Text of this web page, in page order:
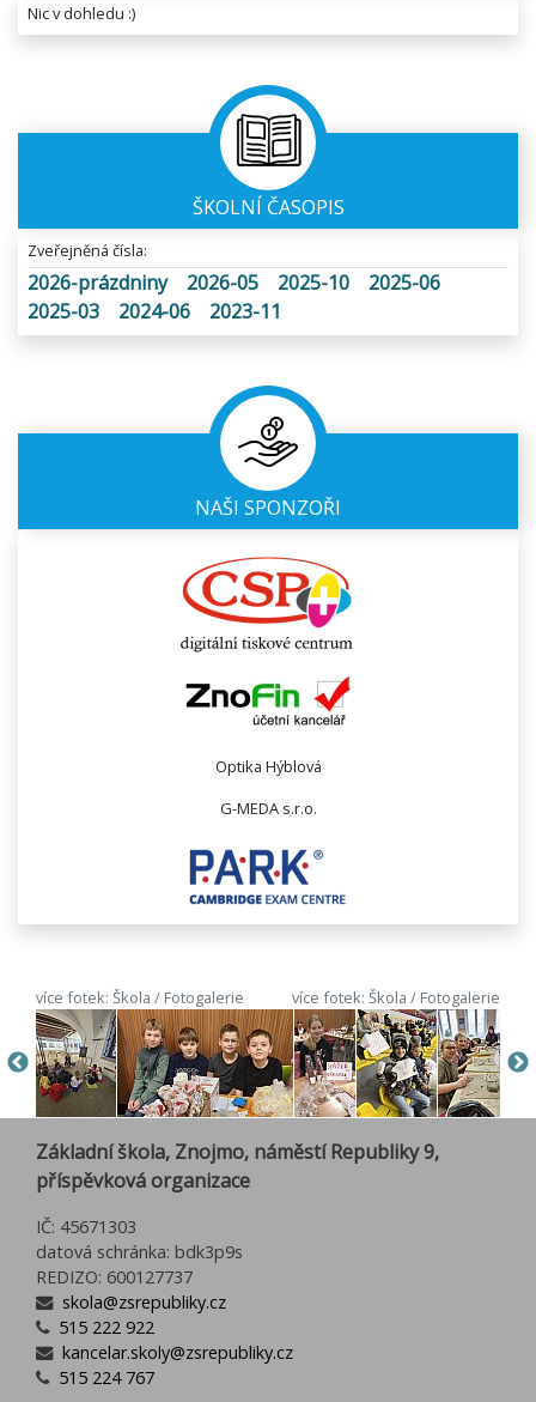
Nic v dohledu :)
ŠKOLNÍ ČASOPIS
Zveřejněná čísla:
2026-prázdniny 2026-05 2025-10
2025-06
2025-03
2024-06 2023-11
NAŠI SPONZOŘI
Optika Hýblová
G-MEDA s.r.o.
více fotek: Škola / Fotogalerie více fotek: Škola / Fotogalerie
Základní škola, Znojmo, náměstí Republiky 9,
příspěvková organizace
IČ: 45671303
datová schránka: bdk3p9s
REDIZO: 600127737
skola@zsrepubliky.cz
515 222 922
kancelar.skoly@zsrepubliky.cz
515 224 767